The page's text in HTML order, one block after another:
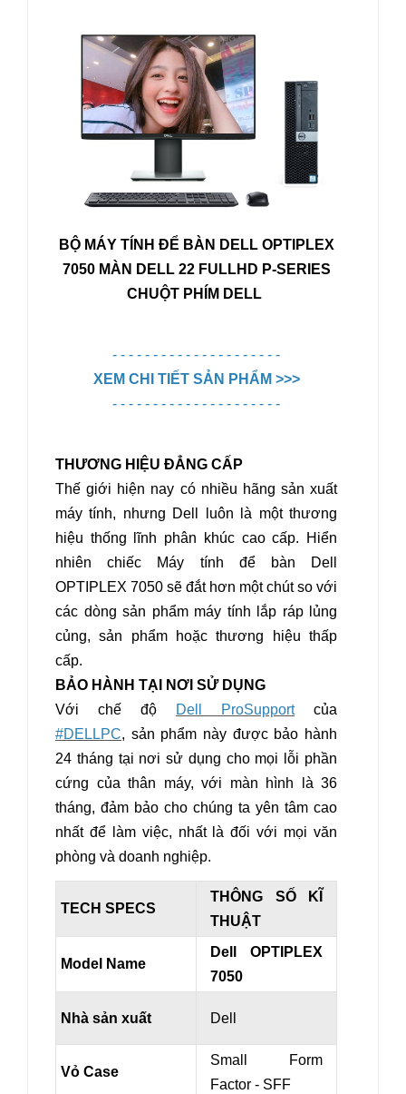
BỘ MÁY TÍNH ĐỂ BÀN DELL OPTIPLEX
7050 MÀN DELL 22 FULLHD P-SERIES
CHUỘT PHÍM DELL
- - - - - - - - - - - - - - - - - - - - -
XEM CHI TIẾT SẢN PHẨM >>>
- - - - - - - - - - - - - - - - - - - - -
THƯƠNG HIỆU ĐẲNG CẤP
Thế giới hiện nay có nhiều hãng sản xuất
máy tính, nhưng Dell luôn là một thương
hiệu thống lĩnh phân khúc cao cấp. Hiển
nhiên chiếc Máy tính để bàn
Dell
OPTIPLEX 7050 sẽ đắt hơn một chút so với
các dòng sản phẩm máy tính lắp ráp lủng
củng, sản phẩm hoặc thương hiệu thấp
cấp.
BẢO HÀNH TẠI NƠI SỬ DỤNG
Với chế độ
Dell ProSupport
của
#DELLPC, sản phẩm này được bảo hành
24 tháng tại nơi sử dụng cho mọi lỗi phần
cứng của thân máy, với màn hình là 36
tháng, đảm bảo cho chúng ta yên tâm cao
nhất để làm việc, nhất là đối với mọi văn
phòng và doanh nghiệp.
TECH SPECS
THÔNG SỐ KĨ
THUẬT
Model Name
Dell OPTIPLEX
7050
Nhà sản xuất Dell
Vỏ Case
Small Form
Factor - SFF